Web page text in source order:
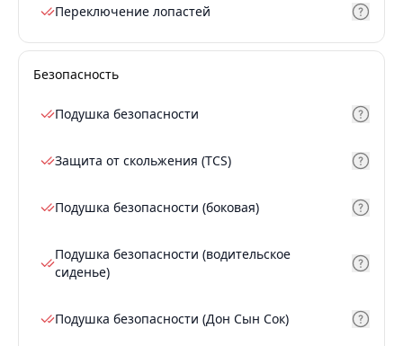
Переключение лопастей
Безопасность
Подушка безопасности
Защита от скольжения (TCS)
Подушка безопасности (боковая)
Подушка безопасности (водительское
сиденье)
Подушка безопасности (Дон Сын Сок)